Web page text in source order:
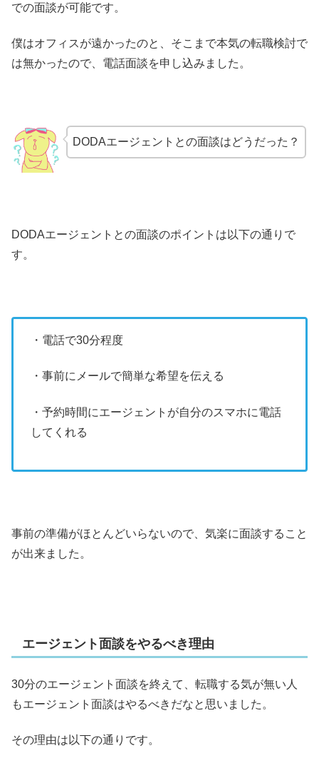
での面談が可能です。
僕はオフィスが遠かったのと、そこまで本気の転職検討で
は無かったので、電話面談を申し込みました。
DODAエージェントとの面談はどうだった？
DODAエージェントとの面談のポイントは以下の通りで
す。
・電話で30分程度
・事前にメールで簡単な希望を伝える
・予約時間にエージェントが自分のスマホに電話
してくれる
事前の準備がほとんどいらないので、気楽に面談すること
が出来ました。
エージェント面談をやるべき理由
30分のエージェント面談を終えて、転職する気が無い人
もエージェント面談はやるべきだなと思いました。
その理由は以下の通りです。